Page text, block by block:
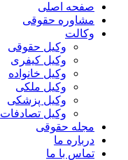
صفحه اصلی
مشاوره حقوقی
وکالت
وکیل حقوقی
وکیل کیفری
وکیل خانواده
وکیل ملکی
وکیل پزشکی
وکیل تصادفات
مجله حقوقی
درباره ما
تماس با ما